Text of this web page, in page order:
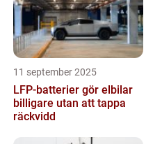
11 september 2025
LFP-batterier gör elbilar
billigare utan att tappa
räckvidd